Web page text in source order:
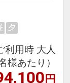
ジだか
遊旅行
や延
です。
夕
利用時 大人
様あたり）
円